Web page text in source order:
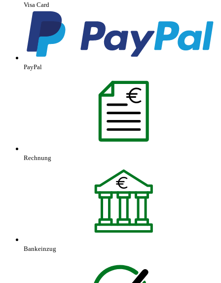
Visa Card
PayPal
Rechnung
Bankeinzug